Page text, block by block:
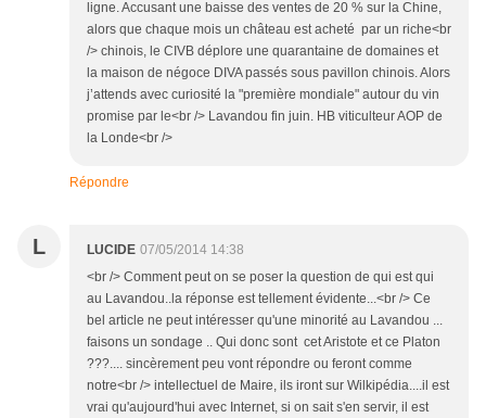
ligne. Accusant une baisse des ventes de 20 % sur la Chine,
alors que chaque mois un château est acheté par un riche<br
/> chinois, le CIVB déplore une quarantaine de domaines et
la maison de négoce DIVA passés sous pavillon chinois. Alors
j’attends avec curiosité la "première mondiale" autour du vin
promise par le<br /> Lavandou fin juin. HB viticulteur AOP de
la Londe<br />
Répondre
L LUCIDE 07/05/2014 14:38
<br /> Comment peut on se poser la question de qui est qui
au Lavandou..la réponse est tellement évidente...<br /> Ce
bel article ne peut intéresser qu'une minorité au Lavandou ...
faisons un sondage .. Qui donc sont cet Aristote et ce Platon
???.... sincèrement peu vont répondre ou feront comme
notre<br /> intellectuel de Maire, ils iront sur Wilkipédia....il est
vrai qu'aujourd'hui avec Internet, si on sait s'en servir, il est